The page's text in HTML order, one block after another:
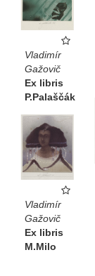
Vladimír
Gažovič
Ex libris
P.Palaščák
Vladimír
Gažovič
Ex libris
M.Milo